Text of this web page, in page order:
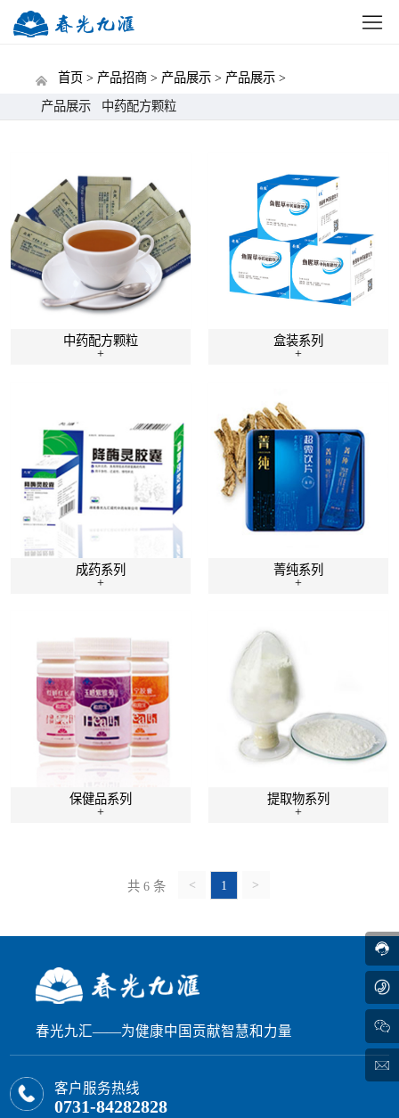
首页 > 产品招商 > 产品展示 > 产品展示 >
产品展示
中药配方颗粒
中药配方颗粒
+
盒装系列
+
成药系列
+
菁纯系列
+
保健品系列
+
提取物系列
+
共 6 条 1
春光九汇——为健康中国贡献智慧和力量
客户服务热线
0731-84282828